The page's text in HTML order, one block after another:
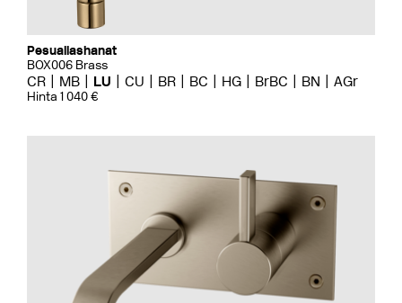
Pesuallashanat
BOX006 Brass
CR MB LU CU BR BC HG BrBC BN AGr
Hinta 1 040 €